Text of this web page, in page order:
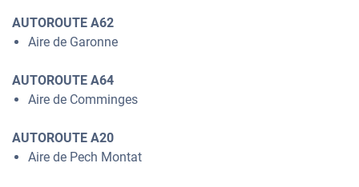
AUTOROUTE A62
Aire de Garonne
AUTOROUTE A64
Aire de Comminges
AUTOROUTE A20
Aire de Pech Montat